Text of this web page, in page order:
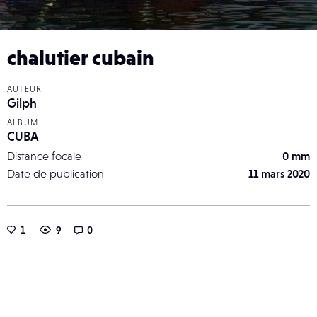
chalutier cubain
AUTEUR
Gilph
ALBUM
CUBA
Distance focale
0 mm
Date de publication
11 mars 2020
1 9 0